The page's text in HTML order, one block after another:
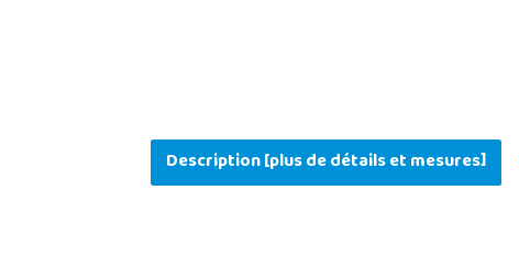
Description [plus de détails et mesures]